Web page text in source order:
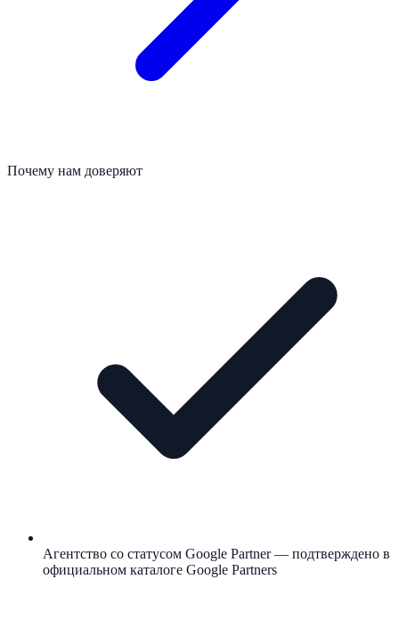
Почему нам доверяют
Агентство со статусом Google Partner — подтверждено в
официальном каталоге Google Partners